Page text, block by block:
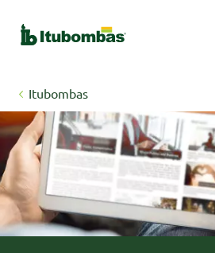
Itubombas